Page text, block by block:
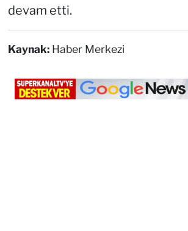
devam etti.
Kaynak: Haber Merkezi